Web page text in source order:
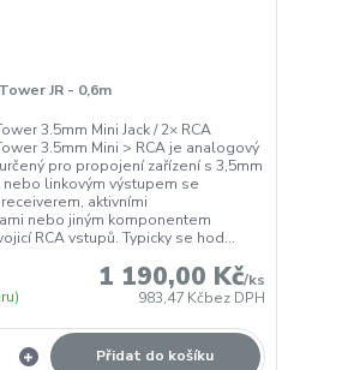
JR - 0,6m
3.5mm Mini Jack / 2× RCA
3.5mm Mini > RCA je analogový
pro propojení zařízení s 3,5mm
nebo linkovým výstupem se
aktivními
nebo jiným komponentem
RCA vstupů. Typicky se hod...
1 190,00 Kč/ks
983,47 Kčbez DPH
Přidat do košíku